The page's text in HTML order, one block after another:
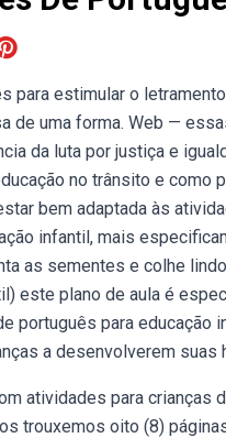
para estimular o
de uma forma. Web —
da luta por justiça e
no trânsito e como
bem adaptada às
infantil, mais
as sementes e colhe
este plano de aula é
português para educação
a desenvolverem suas
atividades para crianças
trouxemos oito (8)